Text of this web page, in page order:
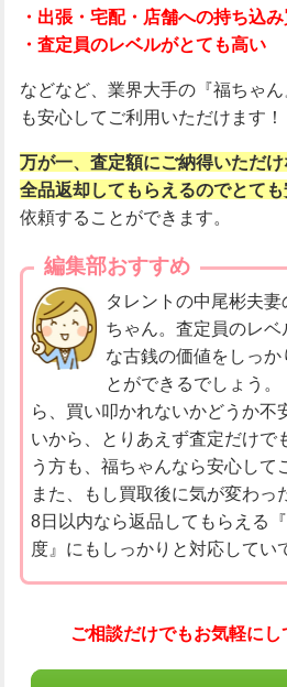
・出張・宅配・店舗への持ち込
・査定員のレベルがとても高い
などなど、業界大手の『福ちゃ
も安心してご利用いただけます！
万が一、査定額にご納得いただ
全品返却してもらえるのでとても
依頼することができます。
編集部おすすめ
タレントの中尾彬夫
ちゃん。査定員のレ
な古銭の価値をしっ
とができるでしょう
ら、買い叩かれないかどうか不
いから、とりあえず査定だけで
う方も、福ちゃんなら安心して
また、もし買取後に気が変わっ
8日以内なら返品してもらえる
度』にもしっかりと対応してい
ご相談だけでもお気軽にし